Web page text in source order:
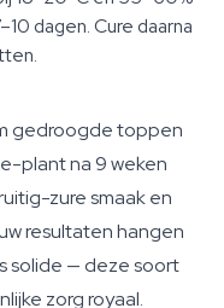
dagen. Cure daarna
gedroogde toppen
plant na 9 weken
zure smaak en
resultaten hangen
solide — deze soort
zorg royaal.